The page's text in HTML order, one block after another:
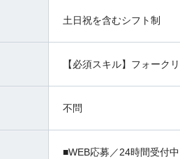
土日祝を含むシフト制
【必須スキル】フォーク
不問
■WEB応募／24時間受付中